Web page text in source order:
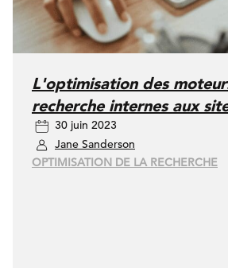
L'optimisation des
recherche internes aux
le trésor qui se trouve
nez
30 juin 2023
Jane Sanderson
OPTIMISATION DE LA RECHERCHE